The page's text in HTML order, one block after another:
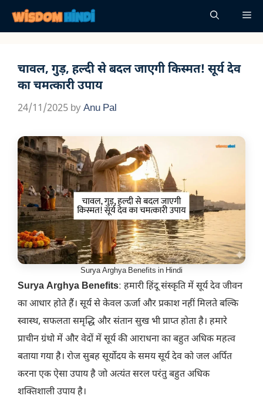
content
चावल, गुड़, हल्दी से बदल जाएगी किस्मत! सूर्य देव
का चमत्कारी उपाय
24/11/2025 byAnu Pal
Surya Arghya Benefits in Hindi
Surya Arghya Benefits: हमारी हिंदू संस्कृति में सूर्य देव जीवन
का आधार होते हैं। सूर्य से केवल ऊर्जा और प्रकाश नहीं मिलते बल्कि
स्वास्थ, सफलता समृद्धि और संतान सुख भी प्राप्त होता है। हमारे
प्राचीन ग्रंथो में और वेदों में सूर्य की आराधना का बहुत अधिक महत्व
बताया गया है। रोज सुबह सूर्योदय के समय सूर्य देव को जल अर्पित
करना एक ऐसा उपाय है जो अत्यंत सरल परंतु बहुत अधिक
शक्तिशाली उपाय है।